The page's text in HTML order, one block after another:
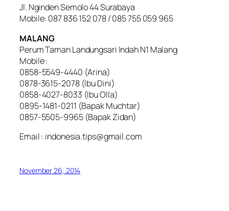
Jl. Nginden Semolo 44 Surabaya
Mobile: 087 836 152 078 / 085 755 059 965
MALANG
Perum Taman Landungsari Indah N1 Malang
Mobile :
0858-5549-4440 (Arina)
0878-3615-2078 (Ibu Dini)
0858-4027-8033 (Ibu Olla)
0895-1481-0211 (Bapak Muchtar)
0857-5505-9965 (Bapak Zidan)
Email : indonesia.tips@gmail.com
November 26, 2014